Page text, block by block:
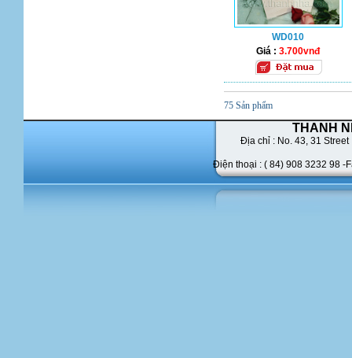
WD010
Giá :3.700vnđ
75 Sản phẩm
THANH
Địa chỉ : No. 43, 31 Street
Điện thoại : ( 84) 908 3232 98 -